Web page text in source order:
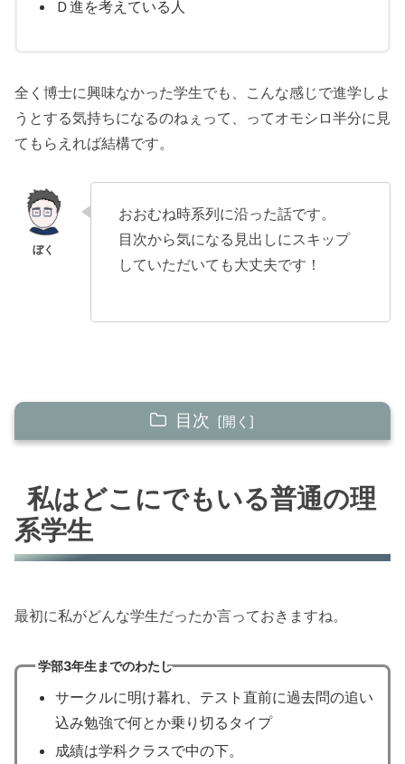
Ｄ進を考えている人
全く博士に興味なかった学生でも、こんな感じで進学しよ
うとする気持ちになるのねぇって、ってオモシロ半分に見
てもらえれば結構です。
おおむね時系列に沿った話です。
目次から気になる見出しにスキップ
していただいても大丈夫です！
目次
配属後、はじめから研究が楽しいわけではなか
った
D進に至るまでの７つの転換点
楽しくなってきた
感
３．世界の最先端に立っている高揚感
４．初回は震えた学会発表も経験と共にワ
クワクへ
私はどこにでもいる普通の理
系学生
最初に私がどんな学生だったか言っておきますね。
学部3年生までのわたし
サークルに明け暮れ、テスト直前に過去問の追い
込み勉強で何とか乗り切るタイプ
成績は学科クラスで中の下。